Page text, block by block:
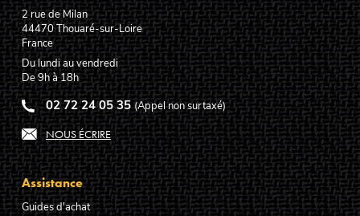
2 rue de Milan
44470Thouaré-sur-Loire
France
Du lundi au vendredi
De 9h à 18h
02 72 24 05 35 (Appel non surtaxé)
NOUS ÉCRIRE
Assistance
Guides d'achat